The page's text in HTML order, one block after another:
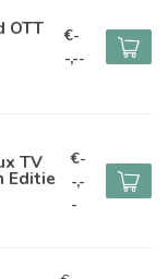
OTT
€-
-,--
TV
Editie
€-
-,-
-